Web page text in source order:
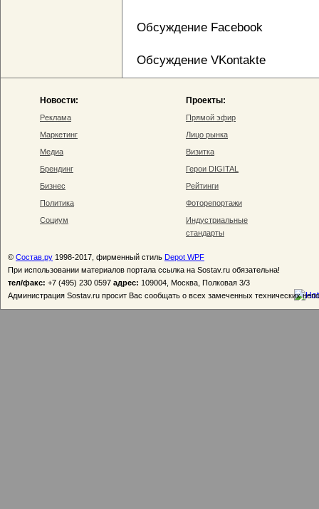
Обсуждение Facebook
Обсуждение VKontakte
Новости:
Реклама
Маркетинг
Медиа
Брендинг
Бизнес
Политика
Социум
Проекты:
Прямой эфир
Лицо рынка
Визитка
Герои DIGITAL
Рейтинги
Фоторепортажи
Индустриальные
стандарты
© Состав.ру 1998-2017, фирменный стиль Depot WPF
При использовании материалов портала ссылка на Sostav.ru обязательна!
тел/факс: +7 (495) 230 0597 адрес: 109004, Москва, Полковая 3/3
Администрация Sostav.ru просит Вас сообщать о всех замеченных технических